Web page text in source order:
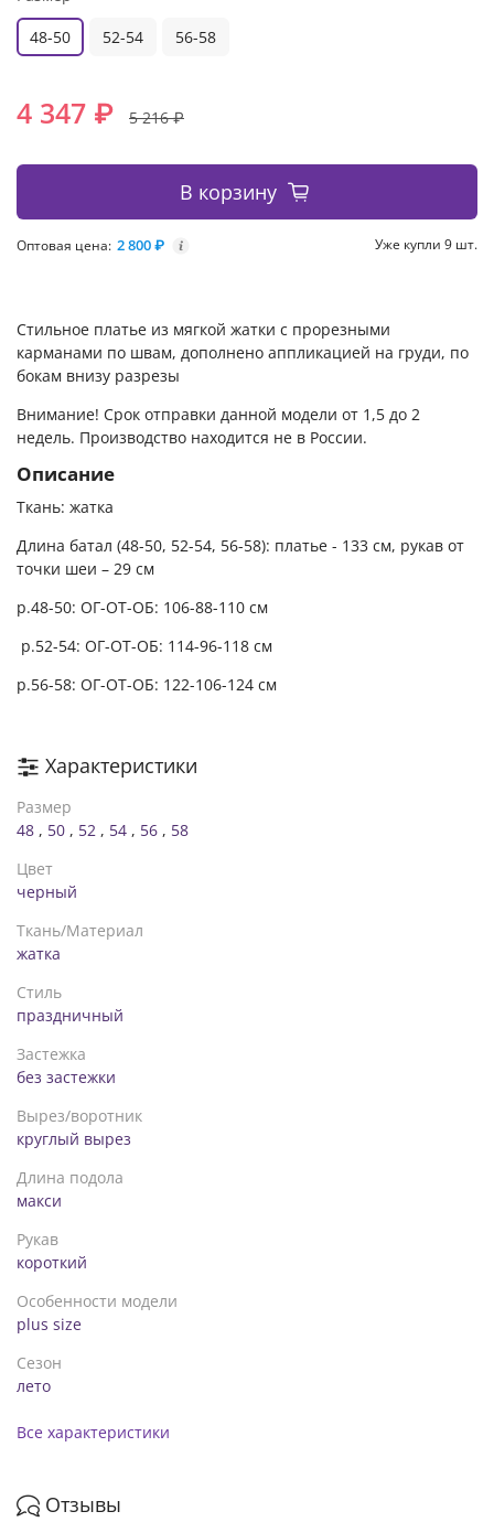
48-50
52-54 56-58
4 347 ₽ 5 216 ₽
В корзину
Оптовая цена: 2 800 ₽ i Уже купли 9 шт.
Стильное платье из мягкой жатки с прорезными
карманами по швам, дополнено аппликацией на груди, по
бокам внизу разрезы
Внимание! Срок отправки данной модели от 1,5 до 2
недель. Производство находится не в России.
Описание
Ткань: жатка
Длина батал (48-50, 52-54, 56-58): платье - 133 см, рукав от
точки шеи – 29 см
р.48-50: ОГ-ОТ-ОБ: 106-88-110 см
р.52-54: ОГ-ОТ-ОБ: 114-96-118 см
р.56-58: ОГ-ОТ-ОБ: 122-106-124 см
Характеристики
Размер
48 , 50 , 52 , 54 , 56 , 58
Цвет
черный
Ткань/Материал
жатка
Стиль
праздничный
Застежка
без застежки
Вырез/воротник
круглый вырез
Длина подола
макси
Рукав
короткий
Особенности модели
plus size
Сезон
лето
Все характеристики
Отзывы